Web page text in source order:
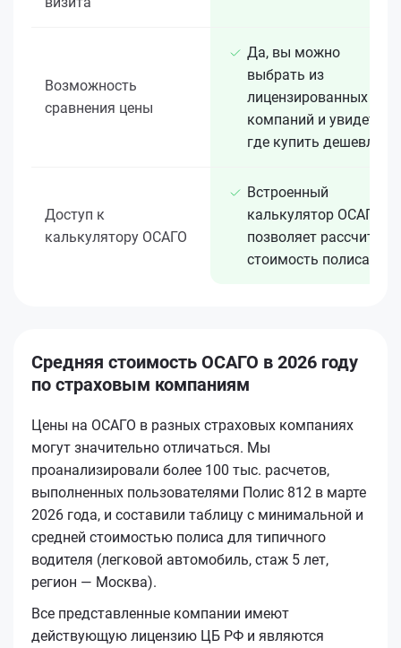
Возможность
сравнения цены
Да, вы можно
выбрать из
лицензированных 15+
компаний и увидеть,
где купить дешевле
Доступ к
калькулятору ОСАГО
Встроенный
калькулятор ОСАГО
позволяет рассчитать
стоимость полиса
Средняя стоимость ОСАГО в 2026 году
по страховым компаниям
Цены на ОСАГО в разных страховых компаниях
могут значительно отличаться. Мы
проанализировали более 100 тыс. расчетов,
выполненных пользователями Полис 812 в марте
2026 года, и составили таблицу с минимальной и
средней стоимостью полиса для типичного
водителя (легковой автомобиль, стаж 5 лет,
регион — Москва).
Все представленные компании имеют
действующую лицензию ЦБ РФ и являются